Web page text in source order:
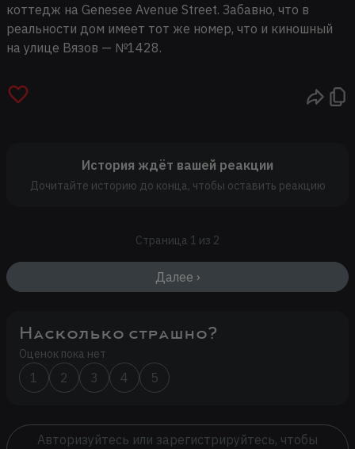
коттедж на Genesee Avenue Street. Забавно, что в
реальности дом имеет тот же номер, что и киношный
на улице Вязов — №1428.
История ждёт вашей реакции
Дочитайте историю до конца, чтобы оставить реакцию
Страница 1 из 2
Далее ›
Насколько страшно?
Оценок пока нет
1 2 3 4 5
Авторизуйтесь или зарегистрируйтесь, чтобы